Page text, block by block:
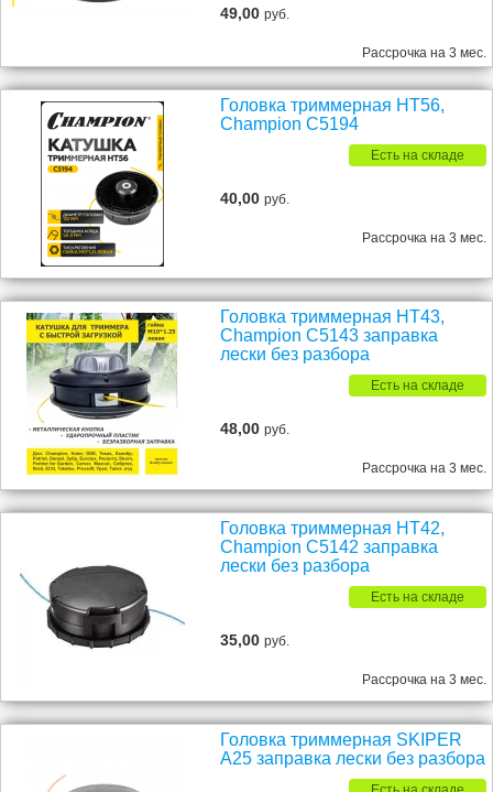
49,00руб.
Рассрочка на 3 мес.
Головка триммерная HT56,
Champion C5194
Есть на складе
40,00руб.
Рассрочка на 3 мес.
Головка триммерная HT43,
Champion C5143 заправка
лески без разбора
Есть на складе
48,00руб.
Рассрочка на 3 мес.
Головка триммерная HT42,
Champion C5142 заправка
лески без разбора
Есть на складе
35,00руб.
Рассрочка на 3 мес.
Головка триммерная SKIPER
A25 заправка лески без разбора